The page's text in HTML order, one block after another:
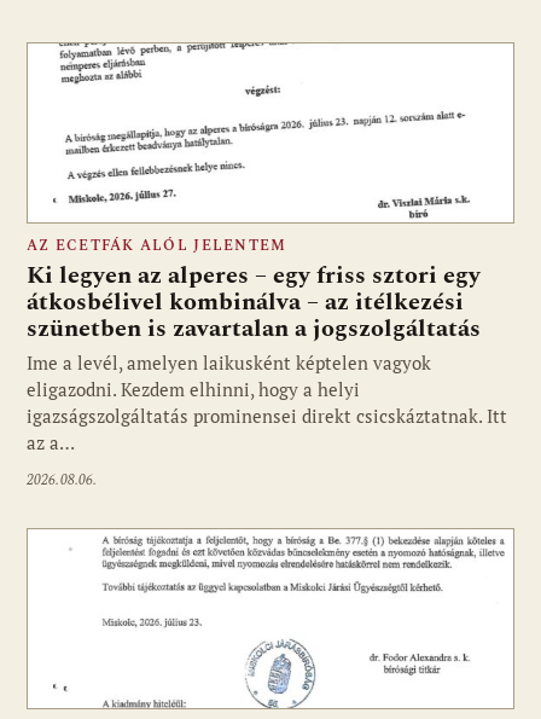
AZ ECETFÁK ALÓL JELENTEM
Ki legyen az alperes – egy friss sztori egy
átkosbélivel kombinálva – az itélkezési
szünetben is zavartalan a jogszolgáltatás
Ime a levél, amelyen laikusként képtelen vagyok
eligazodni. Kezdem elhinni, hogy a helyi
igazságszolgáltatás prominensei direkt csicskáztatnak. Itt
az a…
2026.08.06.